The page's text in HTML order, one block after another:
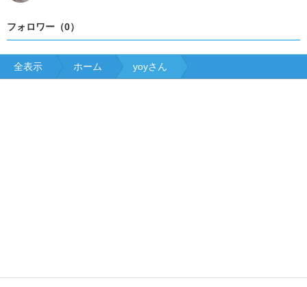
フォロワー（0）
全表示 ホーム yoyさん